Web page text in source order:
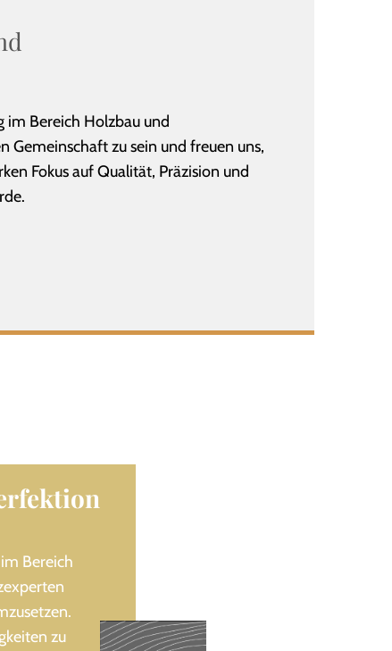
Bereich Holzbau und
zu sein und freuen uns,
Fokus auf Qualität, Präzision und
im Bereich
zu